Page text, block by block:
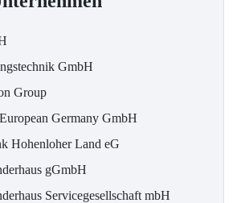
GmbH
Group
Germany GmbH
Hohenloher Land eG
gGmbH
Servicegesellschaft mbH